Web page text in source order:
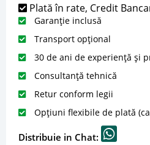
Plată în rate, Credit
Garanție inclusă
Transport opțional
30 de ani de experiență și
Consultanță tehnică
Retur conform legii
Opțiuni flexibile de plată
Distribuie in Chat: